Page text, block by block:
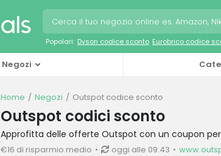
Popolari: Dyson codice sconto Eurobrico codice
Negozi
Home Negozi Outspot codice sconto
Outspot codici sconto
Approfitta delle offerte Outspot con un coupon
€16 di risparmio medio oggi alle 09:43